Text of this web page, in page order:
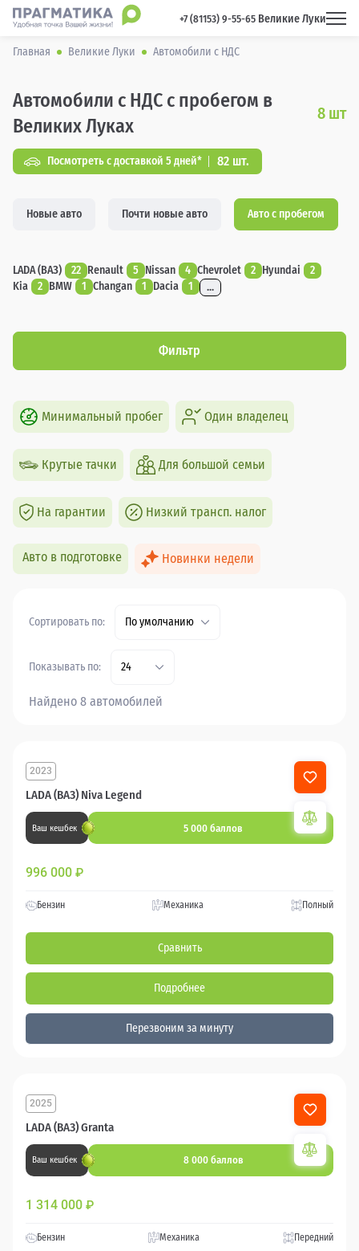
+7 (81153) 9-55-65 Великие Луки
Главная Великие Луки Автомобили с НДС
Автомобили с НДС с пробегом в
Великих Луках
8 шт
Посмотреть с доставкой 5 дней* 82 шт.
Новые авто Почти новые авто Авто с пробегом
LADA (ВАЗ) 22 Renault 5 Nissan 4 Chevrolet 2 Hyundai
2
Kia
2 BMW 1 Changan 1 Dacia 1 ...
Фильтр
Минимальный пробег Один владелец
Крутые тачки Для большой семьи
На гарантии Низкий трансп. налог
Авто в подготовке Новинки недели
Сортировать по: По умолчанию
Показывать по: 24
Найдено 8 автомобилей
LADA (ВАЗ) Niva Legend
2023
Ваш кешбек 5 000 баллов
996 000 ₽
Бензин Механика Полный
Сравнить
Подробнее
Перезвоним за минуту
LADA (ВАЗ) Granta
2025
Ваш кешбек 8 000 баллов
1 314 000 ₽
Бензин Механика Передний